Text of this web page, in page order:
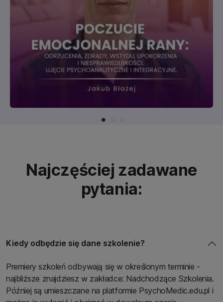
Najczęściej zadawane
pytania:
Kiedy odbędzie się dane szkolenie?
Premiery szkoleń odbywają się w określonym terminie -
najbliższe znajdziesz w zakładce: Nadchodzące Szkolenia.
Później są umieszczane na platformie PsychoMedic.edu.pl i